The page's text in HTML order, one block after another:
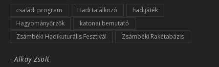
családi program Hadi találkozó
hadijáték
Hagyományőrzők
katonai bemutató
Zsámbéki Hadikuturális Fesztivál
Zsámbéki Rakétabázis
- Alkay Zsolt